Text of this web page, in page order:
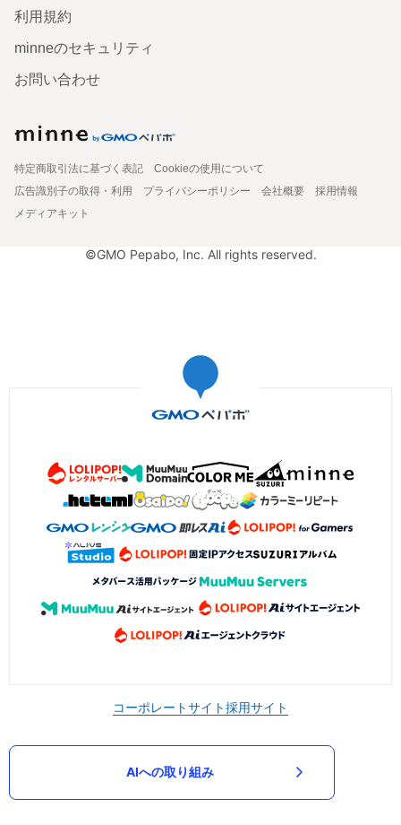
利用規約
minneのセキュリティ
お問い合わせ
特定商取引法に基づく表記
Cookieの使用について
広告識別子の取得・利用
プライバシーポリシー 会社概要
採用情報
メディアキット
©GMO Pepabo, Inc. All rights reserved.
コーポレートサイト採用サイト
AIへの取り組み